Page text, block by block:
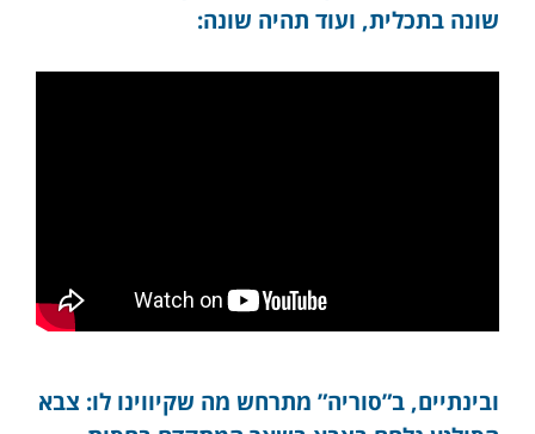
שונה בתכלית, ועוד תהיה שונה:
ובינתיים, ב”סוריה” מתרחש מה שקיווינו לו: צבא